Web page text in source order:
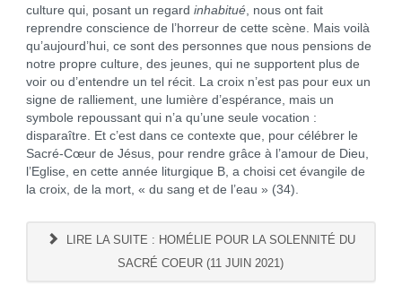
culture qui, posant un regard inhabitué, nous ont fait
reprendre conscience de l’horreur de cette scène. Mais voilà
qu’aujourd’hui, ce sont des personnes que nous pensions de
notre propre culture, des jeunes, qui ne supportent plus de
voir ou d’entendre un tel récit. La croix n’est pas pour eux un
signe de ralliement, une lumière d’espérance, mais un
symbole repoussant qui n’a qu’une seule vocation :
disparaître. Et c’est dans ce contexte que, pour célébrer le
Sacré-Cœur de Jésus, pour rendre grâce à l’amour de Dieu,
l’Eglise, en cette année liturgique B, a choisi cet évangile de
la croix, de la mort, « du sang et de l’eau » (34).
LIRE LA SUITE : HOMÉLIE POUR LA SOLENNITÉ DU
SACRÉ COEUR (11 JUIN 2021)